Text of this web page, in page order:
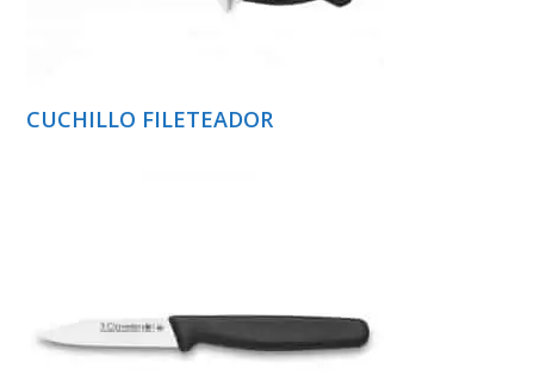
CUCHILLO FILETEADOR